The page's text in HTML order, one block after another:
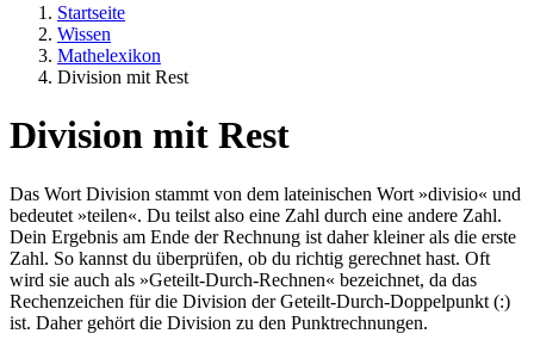
Startseite
Wissen
Mathelexikon
Division mit Rest
Division mit Rest
Das Wort Division stammt von dem lateinischen Wort »divisio« und
bedeutet »teilen«. Du teilst also eine Zahl durch eine andere Zahl.
Dein Ergebnis am Ende der Rechnung ist daher kleiner als die erste
Zahl. So kannst du überprüfen, ob du richtig gerechnet hast. Oft
wird sie auch als »Geteilt-Durch-Rechnen« bezeichnet, da das
Rechenzeichen für die Division der Geteilt-Durch-Doppelpunkt (:)
ist. Daher gehört die Division zu den Punktrechnungen.